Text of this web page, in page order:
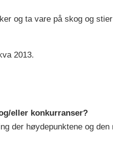
og ta vare på skog og
2013.
eller konkurranser?
der høydepunktene og